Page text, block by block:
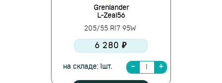
Grenlander
L-Zeal56
205/55 R17 95W
6 280 ₽
на складе: 1шт.